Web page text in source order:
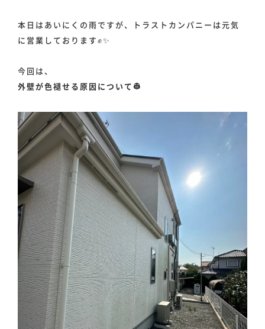
本日はあいにくの雨ですが、トラストカンパニーは元気
に営業しております✊✨
今回は、
外壁が色褪せる原因について👷